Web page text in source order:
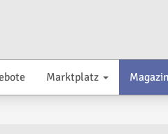
Marktplatz Magazin